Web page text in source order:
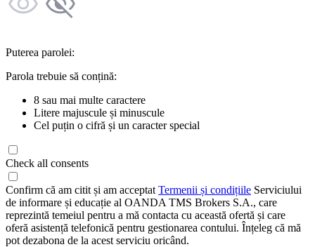
Puterea parolei:
Parola trebuie să conțină:
8 sau mai multe caractere
Litere majuscule și minuscule
Cel puțin o cifră și un caracter special
Check all consents
Confirm că am citit și am acceptat Termenii și condițiile Serviciului
de informare și educație al OANDA TMS Brokers S.A., care
reprezintă temeiul pentru a mă contacta cu această ofertă și care
oferă asistență telefonică pentru gestionarea contului. Înțeleg că mă
pot dezabona de la acest serviciu oricând.